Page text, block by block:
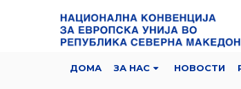
ДОМА ЗА НАС НОВОСТИ